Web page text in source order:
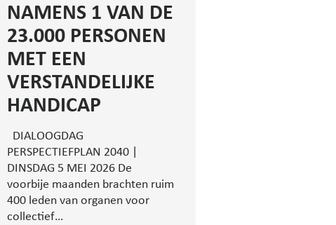
NAMENS 1 VAN DE
23.000 PERSONEN
MET EEN
VERSTANDELIJKE
HANDICAP
DIALOOGDAG
PERSPECTIEFPLAN 2040 |
DINSDAG 5 MEI 2026 De
voorbije maanden brachten ruim
400 leden van organen voor
collectief…